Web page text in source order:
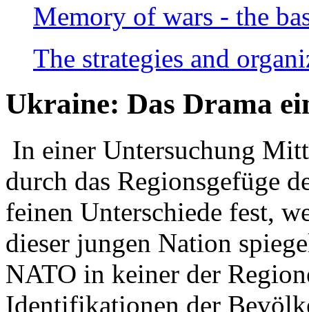
Memory of wars - the
The strategies and
Ukraine: Das Drama
In einer Untersuchung
durch das Regionsgefüge
feinen Unterschiede fest,
dieser jungen Nation
NATO in keiner der
Identifikationen der